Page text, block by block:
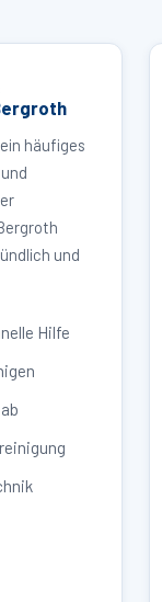
häufiges
und
Hilfe